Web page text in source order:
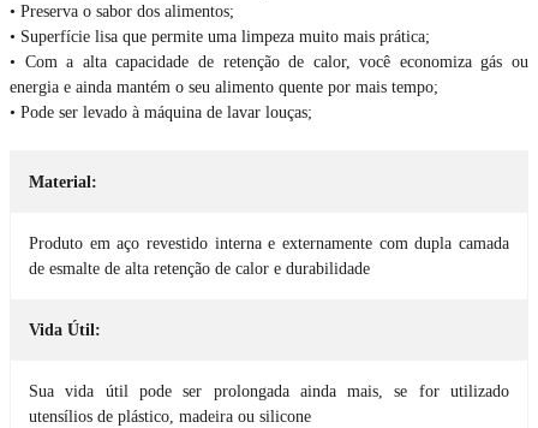
• Preserva o sabor dos alimentos;
• Superfície lisa que permite uma limpeza muito mais prática;
• Com a alta capacidade de retenção de calor, você economiza gás ou
energia e ainda mantém o seu alimento quente por mais tempo;
• Pode ser levado à máquina de lavar louças;
Material:
Produto em aço revestido interna e externamente com dupla camada
de esmalte de alta retenção de calor e durabilidade
Vida Útil:
Sua vida útil pode ser prolongada ainda mais, se for utilizado
utensílios de plástico, madeira ou silicone